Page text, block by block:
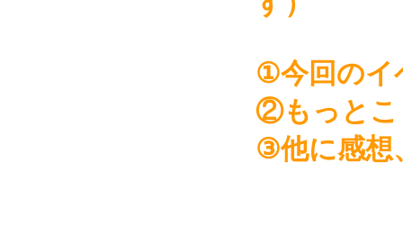
①今回のイ
②もっとこ
③他に感想